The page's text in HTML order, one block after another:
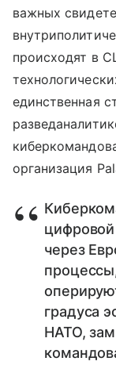
важных
происходят в
единственная
организация
через
градуса
НАТО,